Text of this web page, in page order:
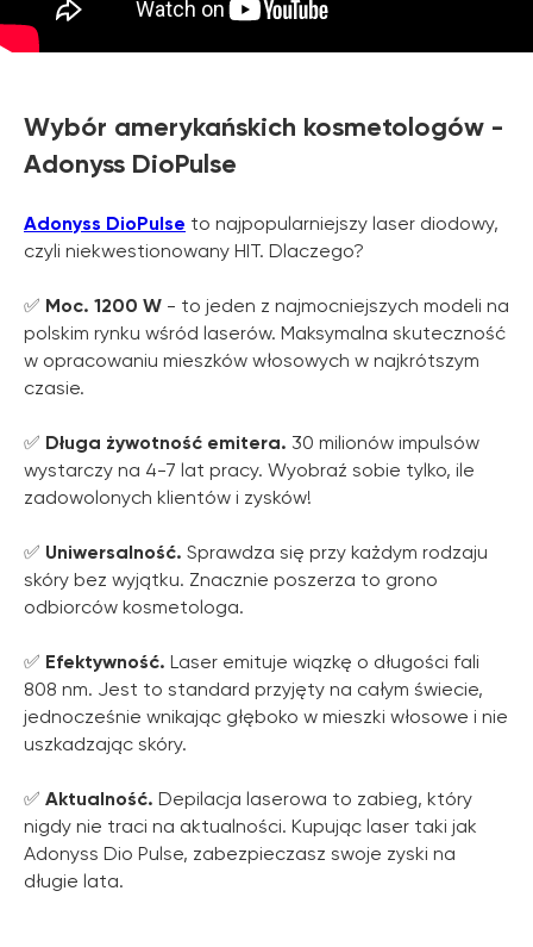
Wybór amerykańskich kosmetologów -
Adonyss DioPulse
Adonyss DioPulse to najpopularniejszy laser diodowy,
czyli niekwestionowany HIT. Dlaczego?
✅ Moc. 1200 W - to jeden z najmocniejszych modeli na
polskim rynku wśród laserów. Maksymalna skuteczność
w opracowaniu mieszków włosowych w najkrótszym
czasie.
✅ Długa żywotność emitera. 30 milionów impulsów
wystarczy na 4-7 lat pracy. Wyobraź sobie tylko, ile
zadowolonych klientów i zysków!
✅ Uniwersalność. Sprawdza się przy każdym rodzaju
skóry bez wyjątku. Znacznie poszerza to grono
odbiorców kosmetologa.
✅ Efektywność. Laser emituje wiązkę o długości fali
808 nm. Jest to standard przyjęty na całym świecie,
jednocześnie wnikając głęboko w mieszki włosowe i nie
uszkadzając skóry.
✅ Aktualność. Depilacja laserowa to zabieg, który
nigdy nie traci na aktualności. Kupując laser taki jak
Adonyss Dio Pulse, zabezpieczasz swoje zyski na
długie lata.